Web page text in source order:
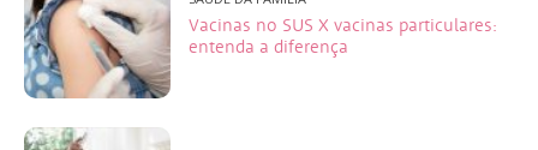
Vacinas no SUS X vacinas particulares:
entenda a diferença